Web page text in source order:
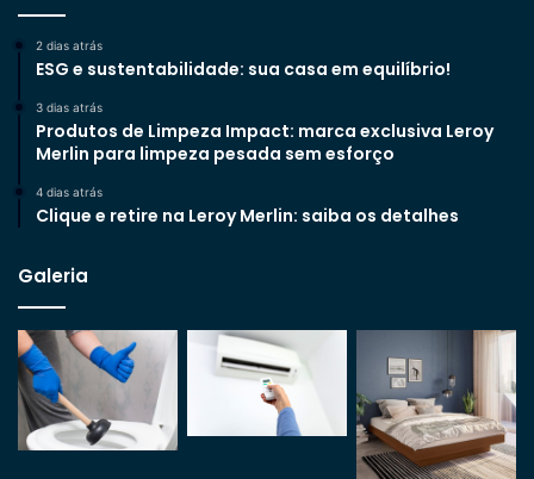
2 dias atrás
ESG e sustentabilidade: sua casa em equilíbrio!
3 dias atrás
Produtos de Limpeza Impact: marca exclusiva Leroy
Merlin para limpeza pesada sem esforço
4 dias atrás
Clique e retire na Leroy Merlin: saiba os detalhes
Galeria